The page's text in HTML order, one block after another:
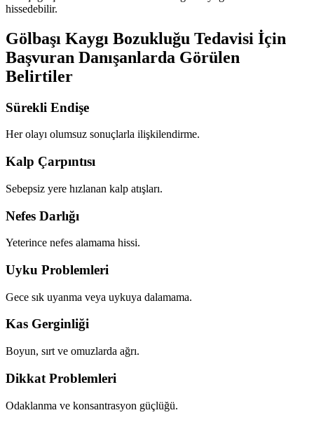
hissedebilir.
Gölbaşı Kaygı Bozukluğu Tedavisi İçin
Başvuran Danışanlarda Görülen
Belirtiler
Sürekli Endişe
Her olayı olumsuz sonuçlarla ilişkilendirme.
Kalp Çarpıntısı
Sebepsiz yere hızlanan kalp atışları.
Nefes Darlığı
Yeterince nefes alamama hissi.
Uyku Problemleri
Gece sık uyanma veya uykuya dalamama.
Kas Gerginliği
Boyun, sırt ve omuzlarda ağrı.
Dikkat Problemleri
Odaklanma ve konsantrasyon güçlüğü.